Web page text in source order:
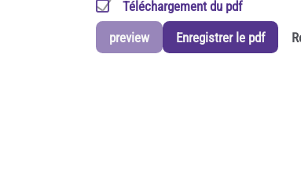
Téléchargement du pdf
preview
Enregistrer le pdf